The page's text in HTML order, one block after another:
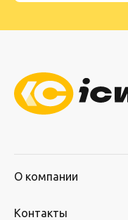
О компании
Контакты